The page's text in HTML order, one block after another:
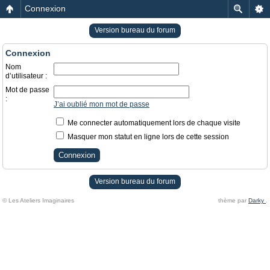
Connexion
Version bureau du forum
Connexion
Nom
d’utilisateur :
Mot de passe
:
J’ai oublié mon mot de passe
Me connecter automatiquement lors de chaque visite
Masquer mon statut en ligne lors de cette session
Version bureau du forum
© Les Ateliers Imaginaires thème par Darky